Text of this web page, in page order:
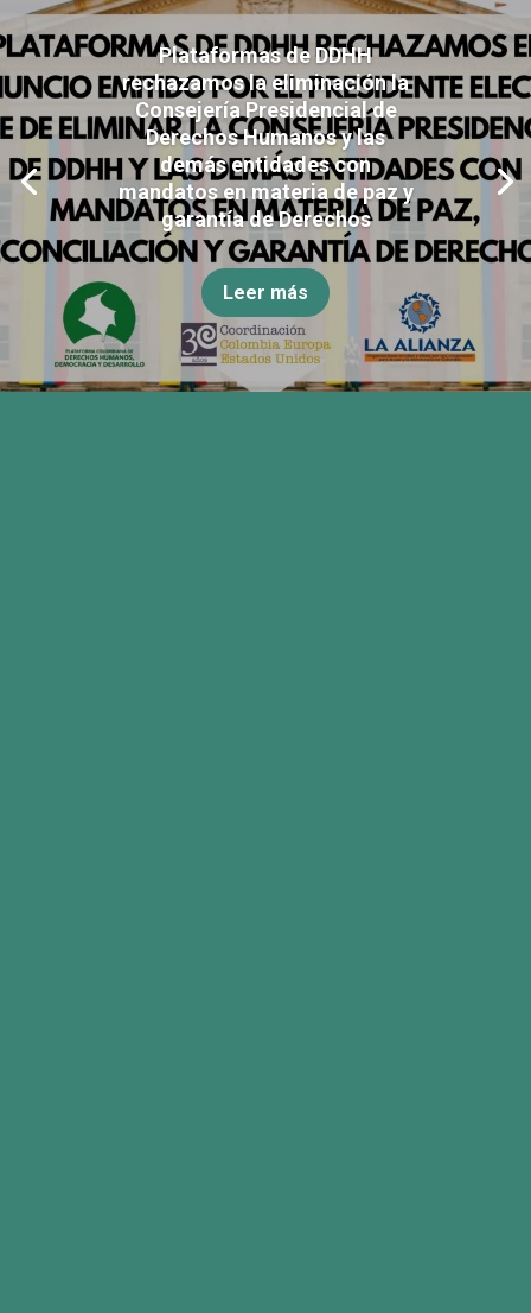
Plataformas de DDHH
rechazamos la eliminación la
Consejería Presidencial de
Derechos Humanos y las
demás entidades con
mandatos en materia de paz y
garantía de Derechos
Leer más